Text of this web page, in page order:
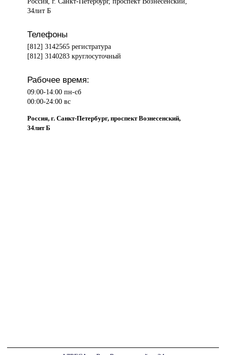
34лит Б
Телефоны
[812] 3142565 регистратура
[812] 3140283 круглосуточный
Рабочее время:
09:00-14:00 пн-сб
00:00-24:00 вс
Россия, г. Санкт-Петербург, проспект Вознесенский,
34лит Б